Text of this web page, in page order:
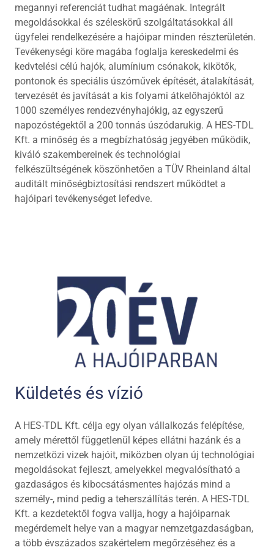
megannyi referenciát tudhat magáénak. Integrált
megoldásokkal és széleskörű szolgáltatásokkal áll
ügyfelei rendelkezésére a hajóipar minden részterületén.
Tevékenységi köre magába foglalja kereskedelmi és
kedvtelési célú hajók, alumínium csónakok, kikötők,
pontonok és speciális úszóművek építését, átalakítását,
tervezését és javítását a kis folyami átkelőhajóktól az
1000 személyes rendezvényhajókig, az egyszerű
napozóstégektől a 200 tonnás úszódarukig. A HES-TDL
Kft. a minőség és a megbízhatóság jegyében működik,
kiváló szakembereinek és technológiai
felkészültségének köszönhetően a TÜV Rheinland által
auditált minőségbiztosítási rendszert működtet a
hajóipari tevékenységet lefedve.
Küldetés és vízió
A HES-TDL Kft. célja egy olyan vállalkozás felépítése,
amely mérettől függetlenül képes ellátni hazánk és a
nemzetközi vizek hajóit, miközben olyan új technológiai
megoldásokat fejleszt, amelyekkel megvalósítható a
gazdaságos és kibocsátásmentes hajózás mind a
személy-, mind pedig a teherszállítás terén. A HES-TDL
Kft. a kezdetektől fogva vallja, hogy a hajóiparnak
megérdemelt helye van a magyar nemzetgazdaságban,
a több évszázados szakértelem megőrzéséhez és a